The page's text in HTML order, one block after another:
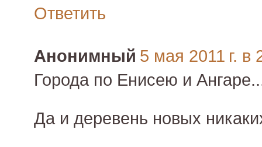
Ответить
Анонимный 5 мая 2011 г. в
Города по Енисею и
Да и деревень новых